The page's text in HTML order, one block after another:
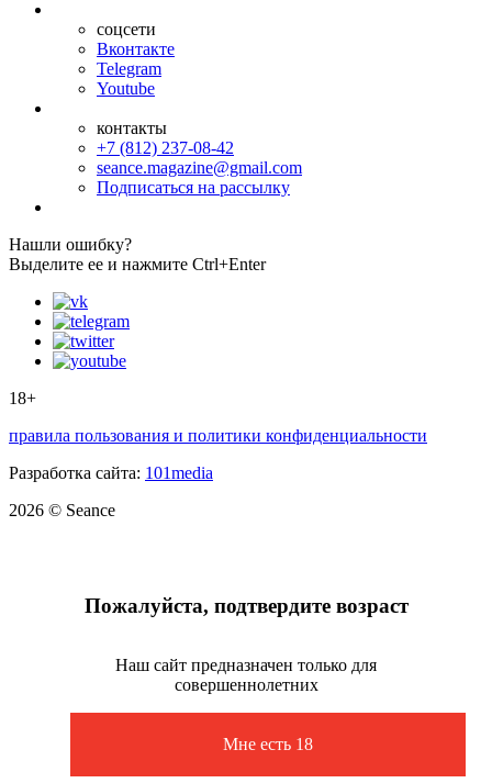
соцсети
Вконтакте
Telegram
Youtube
контакты
+7 (812) 237-08-42
seance.magazine@gmail.com
Подписаться на рассылку
Нашли ошибку?
Выделите ее и нажмите Ctrl+Enter
18+
правила пользования и политики конфиденциальности
Разработка сайта: 101media
2026 © Seance
Пожалуйста, подтвердите возраст
Наш сайт предназначен только для
совершеннолетних
Мне есть 18